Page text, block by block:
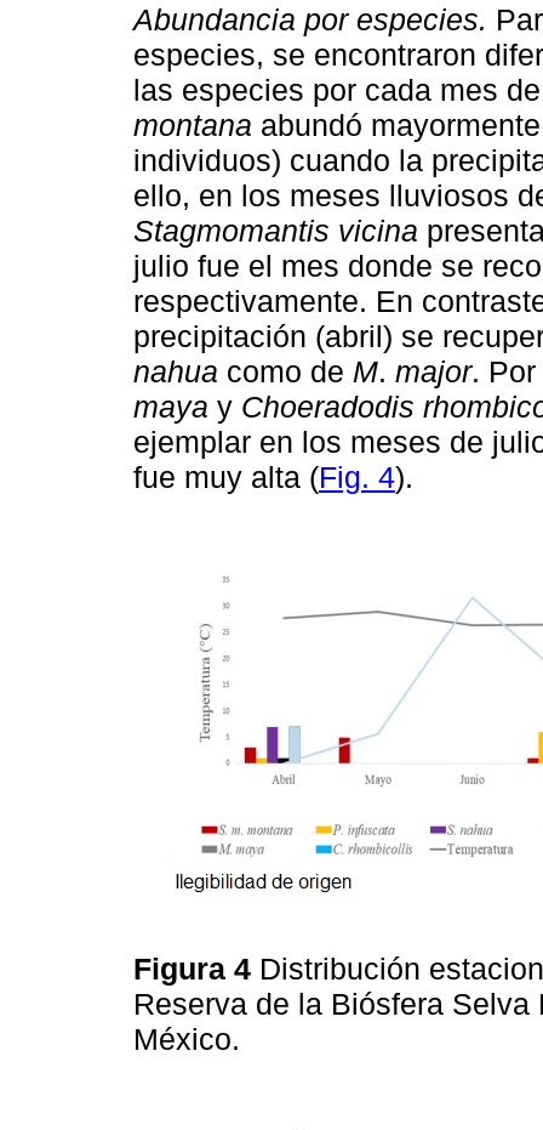
Abundancia por especies.
especies, se encontraron
las especies por cada mes
montana abundó
individuos) cuando la
ello, en los meses lluviosos
Stagmomantis vicina
julio fue el mes donde se
respectivamente. En
precipitación (abril) se
nahua como de M. major.
maya y Choeradodis
ejemplar en los meses de
fue muy alta (Fig. 4).
Figura 4 Distribución
Reserva de la Biósfera
México.